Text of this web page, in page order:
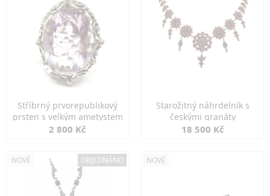
Stříbrný prvorepublikový
prsten s velkým ametystem
2 800 Kč
Starožitný náhrdelník s
českými granáty
18 500 Kč
NOVÉ OBJEDNÁNO NOVÉ